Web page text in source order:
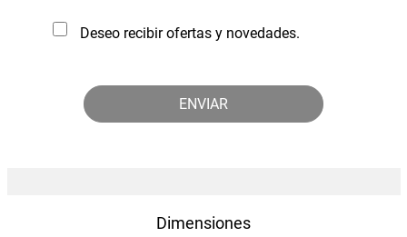
Deseo recibir ofertas y novedades.
Dimensiones